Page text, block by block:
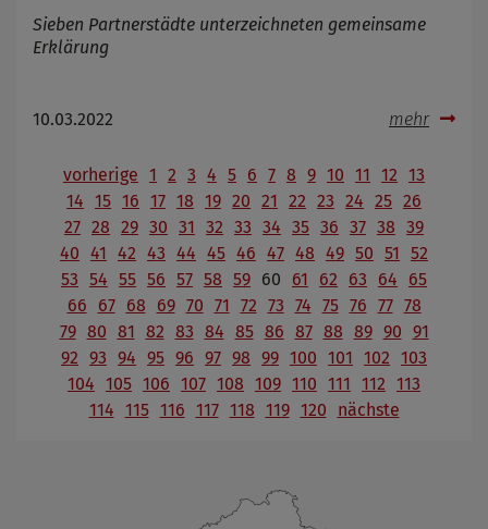
Sieben Partnerstädte unterzeichneten gemeinsame
Erklärung
10.03.2022 mehr
vorherige 1 2 3 4 5 6 7 8 9 10 11 12 13
14 15 16 17 18 19 20 21 22 23 24 25 26
27 28 29 30 31 32 33 34 35 36 37 38 39
40 41 42 43 44 45 46 47 48 49 50 51
52
53 54 55 56 57 58 59 60 61 62 63 64
65
66
67 68 69 70 71 72 73 74 75 76 77 78
79 80 81 82 83 84 85 86 87 88 89 90 91
92 93 94 95 96 97 98 99 100 101 102 103
104 105 106 107 108 109 110 111 112 113
114 115 116 117 118 119 120 nächste